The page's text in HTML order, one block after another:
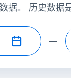
据。 历史数据